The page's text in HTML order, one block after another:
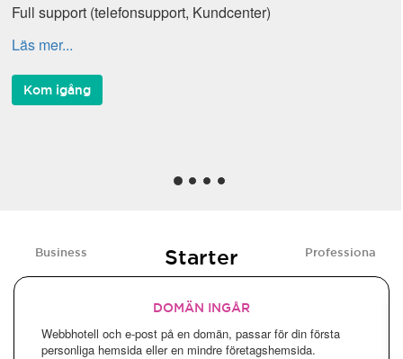
Full support (telefonsupport, Kundcenter)
Läs mer...
Kom igång
Business Starter Professional
DOMÄN INGÅR
Webbhotell och e-post på en domän, passar för din första
personliga hemsida eller en mindre företagshemsida.